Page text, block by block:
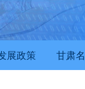
展政策 甘肃